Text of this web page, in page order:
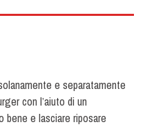
e separatamente
con l’aiuto di un
bene e lasciare riposare